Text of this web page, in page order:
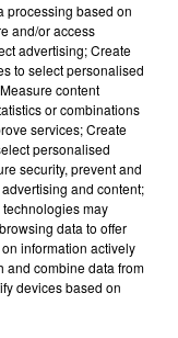
Gémeaux
processing based on
and/or access
advertising; Create
to select personalised
content
or combinations
services; Create
personalised
security, prevent and
and content;
may
data to offer
information actively
and combine data from
devices based on